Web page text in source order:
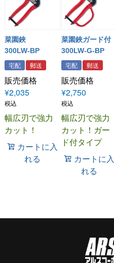
菜園鋏
300LW-BP
宅配 郵送
販売価格
¥2,035
税込
幅広刃で強力
カット！
カートに入
れる
菜園鋏ガード付
300LW-G-BP
宅配 郵送
販売価格
¥2,750
税込
幅広刃で強力
カット！ガー
ド付タイプ
カートに入
れる